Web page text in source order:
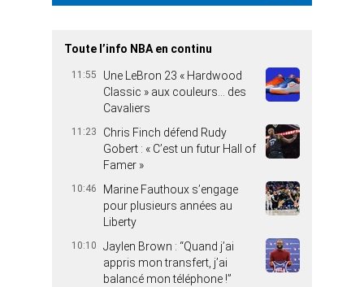
Toute l’info NBA en continu
11:55
Une LeBron 23 « Hardwood
Classic » aux couleurs… des
Cavaliers
11:23
Chris Finch défend Rudy
Gobert : « C’est un futur Hall of
Famer »
10:46
Marine Fauthoux s’engage
pour plusieurs années au
Liberty
10:10
Jaylen Brown : “Quand j’ai
appris mon transfert, j’ai
balancé mon téléphone !”